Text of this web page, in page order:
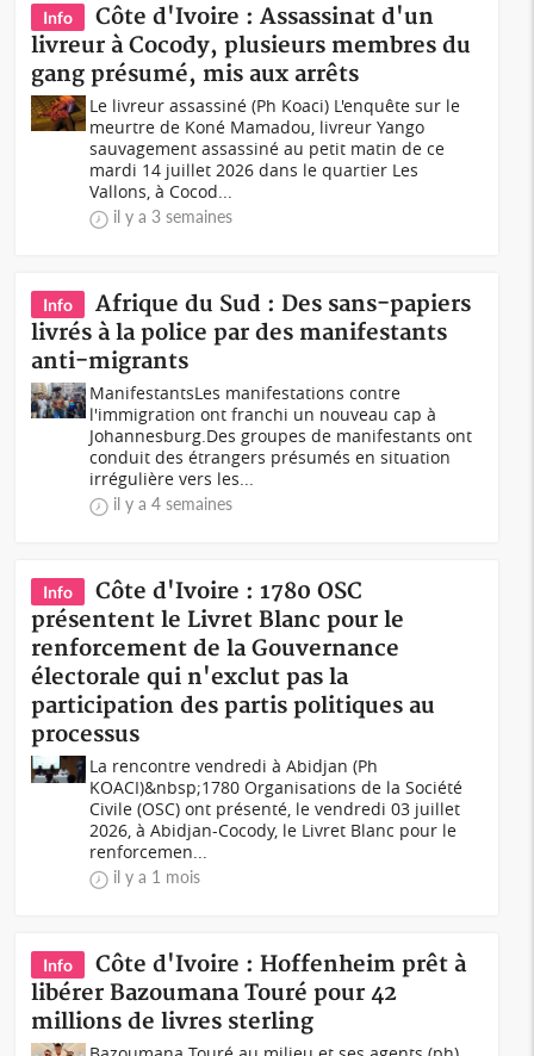
Info
Côte d'Ivoire : Assassinat d'un
livreur à Cocody, plusieurs membres du
gang présumé, mis aux arrêts
Le livreur assassiné (Ph Koaci) L'enquête sur le
meurtre de Koné Mamadou, livreur Yango
sauvagement assassiné au petit matin de ce
mardi 14 juillet 2026 dans le quartier Les
Vallons, à Cocod...
il y a 3 semaines
Info
Afrique du Sud : Des sans-papiers
livrés à la police par des manifestants
anti-migrants
ManifestantsLes manifestations contre
l'immigration ont franchi un nouveau cap à
Johannesburg.Des groupes de manifestants ont
conduit des étrangers présumés en situation
irrégulière vers les...
il y a 4 semaines
Info
Côte d'Ivoire : 1780 OSC
présentent le Livret Blanc pour le
renforcement de la Gouvernance
électorale qui n'exclut pas la
participation des partis politiques au
processus
La rencontre vendredi à Abidjan (Ph
KOACI)&nbsp;1780 Organisations de la Société
Civile (OSC) ont présenté, le vendredi 03 juillet
2026, à Abidjan-Cocody, le Livret Blanc pour le
renforcemen...
il y a 1 mois
Info
Côte d'Ivoire : Hoffenheim prêt à
libérer Bazoumana Touré pour 42
millions de livres sterling